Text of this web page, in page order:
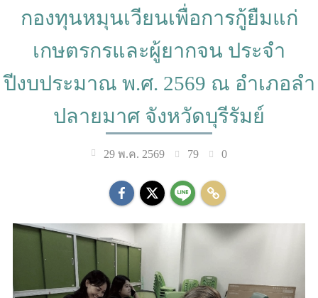
กองทุนหมุนเวียนเพื่อการกู้ยืมแก่
เกษตรกรและผู้ยากจน ประจำ
ปีงบประมาณ พ.ศ. 2569 ณ อำเภอลำ
ปลายมาศ จังหวัดบุรีรัมย์
29 พ.ค. 2569 79 0